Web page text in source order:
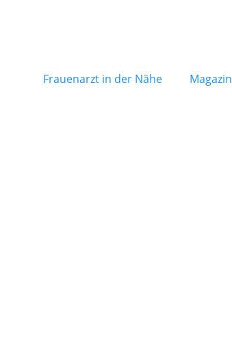
Frauenarzt in der Nähe Magazin